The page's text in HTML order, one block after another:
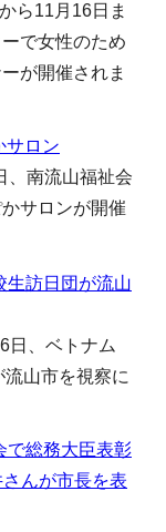
ら11月16日ま
で女性のため
が開催されま
サロン
、南流山福祉会
サロンが開催
生訪日団が流山
日、ベトナム
山市を視察に
で総務大臣表彰
んが市長を表